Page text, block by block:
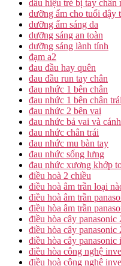
dấu hiệu trẻ bị tay chân
dưỡng ẩm cho tuổi dậy
dưỡng ẩm sáng da
dưỡng sáng an toàn
dưỡng sáng lành tính
đạm a2
đau đầu hay quên
đau đầu run tay chân
đau nhức 1 bên chân
đau nhức 1 bên chân trái
đau nhức 2 bên vai
đau nhức bả vai và
đau nhức chân trái
đau nhức mu bàn tay
đau nhức sống lưng
đau nhức xương khớp
điều hoà 2 chiều
điều hoà âm trần loại
điều hoà âm trần
điều hòa âm trần
điều hòa cây panasonic
điều hòa cây
điều hòa cây panasonic
điều hòa công nghệ
điều hoà công nghệ